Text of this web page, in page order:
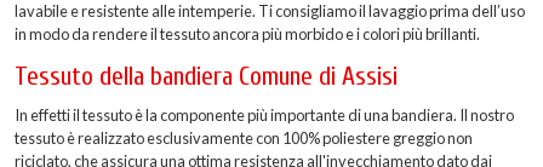
lavabile e resistente alle intemperie. Ti consigliamo il lavaggio prima dell’uso
in modo da rendere il tessuto ancora più morbido e i colori più brillanti.
Tessuto della bandiera Comune di Assisi
In effetti il tessuto è la componente più importante di una bandiera. Il nostro
tessuto è realizzato esclusivamente con 100% poliestere greggio non
riciclato, che assicura una ottima resistenza all'invecchiamento dato dai